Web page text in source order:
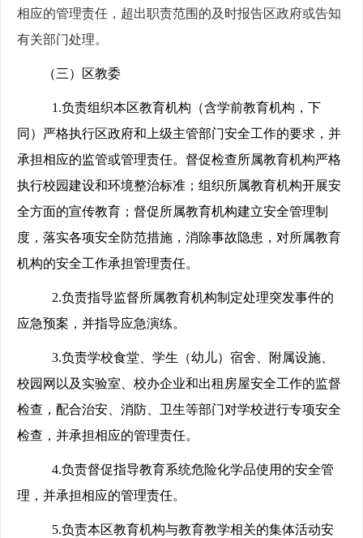
相应的管理责任，超出职责范围的及时报告区政府或告知
有关部门处理。
（三）区教委
1.负责组织本区教育机构（含学前教育机构，下
同）严格执行区政府和上级主管部门安全工作的要求，并
承担相应的监管或管理责任。督促检查所属教育机构严格
执行校园建设和环境整治标准；组织所属教育机构开展安
全方面的宣传教育；督促所属教育机构建立安全管理制
度，落实各项安全防范措施，消除事故隐患，对所属教育
机构的安全工作承担管理责任。
2.负责指导监督所属教育机构制定处理突发事件的
应急预案，并指导应急演练。
3.负责学校食堂、学生（幼儿）宿舍、附属设施、
校园网以及实验室、校办企业和出租房屋安全工作的监督
检查，配合治安、消防、卫生等部门对学校进行专项安全
检查，并承担相应的管理责任。
4.负责督促指导教育系统危险化学品使用的安全管
理，并承担相应的管理责任。
5.负责本区教育机构与教育教学相关的集体活动安